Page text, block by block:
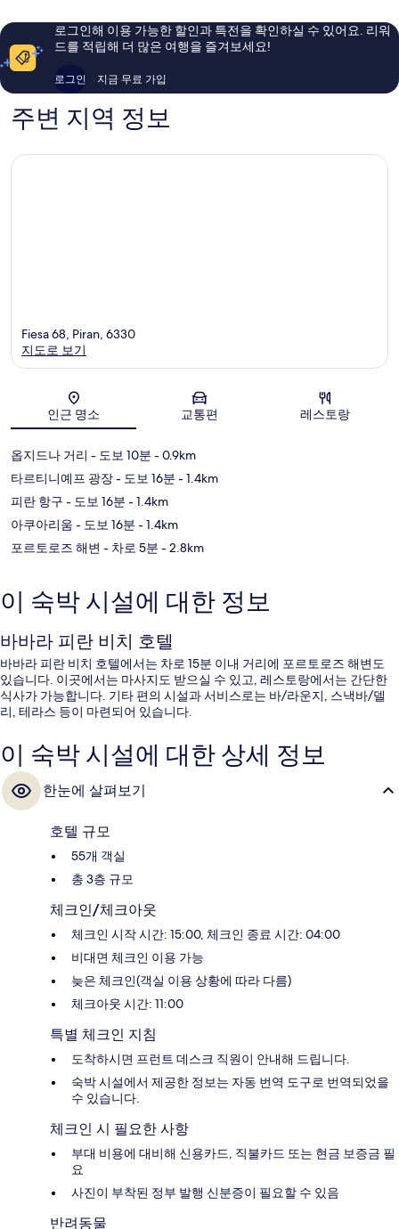
요,
용
후
개
요,
이
로그인해 이용 가능한 할인과 특전을 확인하실 수 있어요. 리워
드를 적립해 더 많은 여행을 즐겨보세요!
로그인 지금 무료 가입
주변 지역 정보
지도
Fiesa 68, Piran, 6330
지도로 보기
인근 명소 교통편 레스토랑
옵지드나 거리 - 도보 10분 - 0.9km
타르티니예프 광장- 도보 16분 - 1.4km
피란 항구 - 도보 16분 - 1.4km
아쿠아리움 - 도보 16분 - 1.4km
포르토로즈 해변 - 차로 5분 - 2.8km
이 숙박 시설에 대한 정보
바바라 피란 비치 호텔
바바라 피란 비치 호텔에서는 차로 15분 이내 거리에 포르토로즈 해변도
있습니다. 이곳에서는 마사지도 받으실 수 있고, 레스토랑에서는 간단한
식사가 가능합니다. 기타 편의 시설과 서비스로는 바/라운지, 스낵바/델
리, 테라스 등이 마련되어 있습니다.
이 숙박 시설에 대한 상세 정보
한눈에 살펴보기
호텔 규모
55개 객실
총 3층 규모
체크인/체크아웃
체크인 시작 시간: 15:00, 체크인 종료 시간: 04:00
비대면 체크인 이용 가능
늦은 체크인(객실 이용 상황에 따라 다름)
체크아웃 시간: 11:00
특별 체크인 지침
도착하시면 프런트 데스크 직원이 안내해 드립니다.
숙박 시설에서 제공한 정보는 자동 번역 도구로 번역되었을
수 있습니다.
체크인 시 필요한 사항
부대 비용에 대비해 신용카드, 직불카드 또는 현금 보증금 필
요
사진이 부착된 정부 발행 신분증이 필요할 수 있음
반려동물